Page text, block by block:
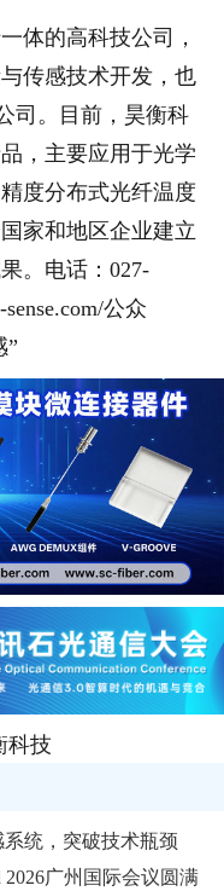
的高科技公司，
传感技术开发，也
司。目前，昊衡科
，主要应用于光学
度分布式光纤温度
家和地区企业建立
。电话：027-
公众
”
科技
统，突破技术瓶颈
广州国际会议圆满